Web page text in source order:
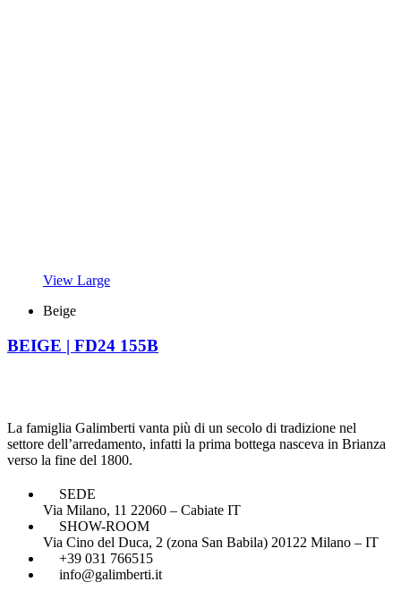
View Large
Beige
BEIGE | FD24 155B
La famiglia Galimberti vanta più di un secolo di tradizione nel
settore dell’arredamento, infatti la prima bottega nasceva in Brianza
verso la fine del 1800.
SEDE
Via Milano, 11 22060 – Cabiate IT
SHOW-ROOM
Via Cino del Duca, 2 (zona San Babila) 20122 Milano – IT
+39 031 766515
info@galimberti.it